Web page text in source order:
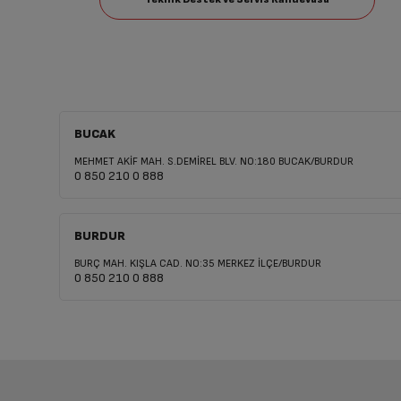
BUCAK
MEHMET AKİF MAH. S.DEMİREL BLV. NO:180 BUCAK/BURDUR
0 850 210 0 888
BURDUR
BURÇ MAH. KIŞLA CAD. NO:35 MERKEZ İLÇE/BURDUR
0 850 210 0 888